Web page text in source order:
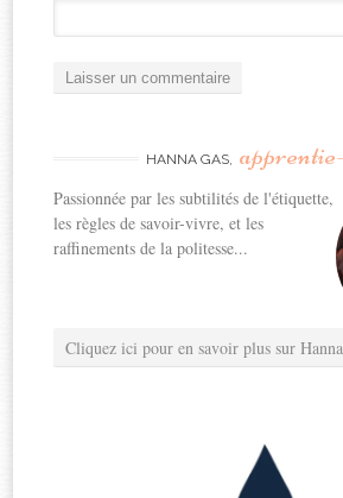
HANNA GAS,
Passionnée par les subtilités de l'étiquette,
les règles de savoir-vivre, et les
raffinements de la politesse...
Cliquez ici pour en savoir plus sur